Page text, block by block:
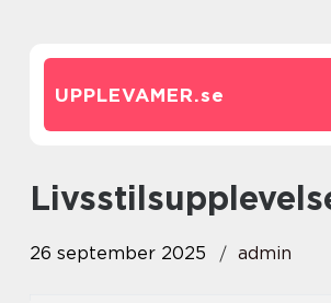
UPPLEVAMER.se
26 september 2025 admin